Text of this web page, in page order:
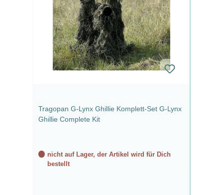
Tragopan G-Lynx Ghillie Komplett-Set G-Lynx
Ghillie Complete Kit
nicht auf Lager, der Artikel wird für Dich
bestellt